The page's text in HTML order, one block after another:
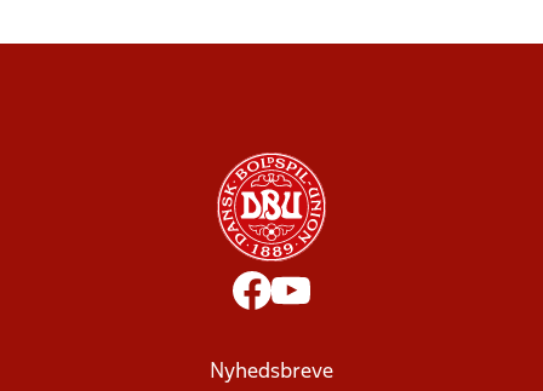
Nyhedsbreve